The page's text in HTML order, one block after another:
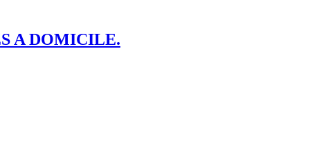
A DOMICILE.